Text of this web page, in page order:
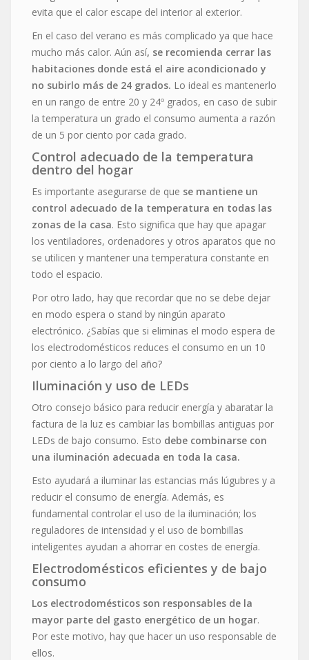
evita que el calor escape del interior al exterior.
En el caso del verano es más complicado ya que hace
mucho más calor. Aún así, se recomienda cerrar las
habitaciones donde está el aire acondicionado y
no subirlo más de 24 grados. Lo ideal es mantenerlo
en un rango de entre 20 y 24º grados, en caso de subir
la temperatura un grado el consumo aumenta a razón
de un 5 por ciento por cada grado.
Control adecuado de la temperatura
dentro del hogar
Es importante asegurarse de que se mantiene un
control adecuado de la temperatura en todas las
zonas de la casa. Esto significa que hay que apagar
los ventiladores, ordenadores y otros aparatos que no
se utilicen y mantener una temperatura constante en
todo el espacio.
Por otro lado, hay que recordar que no se debe dejar
en modo espera o stand by ningún aparato
electrónico. ¿Sabías que si eliminas el modo espera de
los electrodomésticos reduces el consumo en un 10
por ciento a lo largo del año?
Iluminación y uso de LEDs
Otro consejo básico para reducir energía y abaratar la
factura de la luz es cambiar las bombillas antiguas por
LEDs de bajo consumo. Esto debe combinarse con
una iluminación adecuada en toda la casa.
Esto ayudará a iluminar las estancias más lúgubres y a
reducir el consumo de energía. Además, es
fundamental controlar el uso de la iluminación; los
reguladores de intensidad y el uso de bombillas
inteligentes ayudan a ahorrar en costes de energía.
Electrodomésticos eficientes y de bajo
consumo
Los electrodomésticos son responsables de la
mayor parte del gasto energético de un hogar.
Por este motivo, hay que hacer un uso responsable de
ellos.